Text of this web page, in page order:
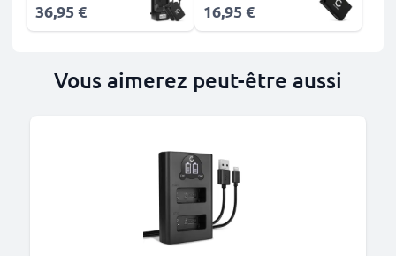
36,95 € 16,95 €
Vous aimerez peut-être aussi